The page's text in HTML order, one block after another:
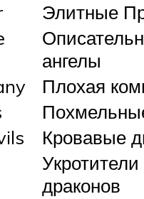
Элитные
ангелы
Плохая
Кровавые
Укротители
драконов